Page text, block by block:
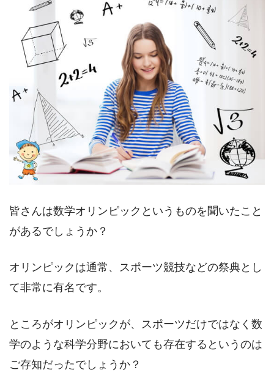
皆さんは数学オリンピックというものを聞いたこと
があるでしょうか？
オリンピックは通常、スポーツ競技などの祭典とし
て非常に有名です。
ところがオリンピックが、スポーツだけではなく数
学のような科学分野においても存在するというのは
ご存知だったでしょうか？